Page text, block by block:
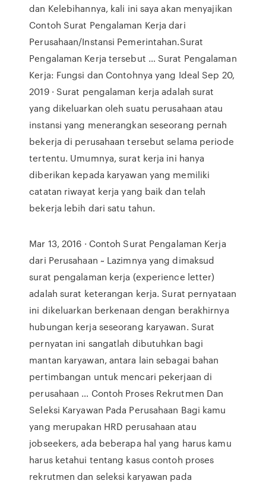
dan Kelebihannya, kali ini saya akan menyajikan
Contoh Surat Pengalaman Kerja dari
Perusahaan/Instansi Pemerintahan.Surat
Pengalaman Kerja tersebut … Surat Pengalaman
Kerja: Fungsi dan Contohnya yang Ideal Sep 20,
2019 · Surat pengalaman kerja adalah surat
yang dikeluarkan oleh suatu perusahaan atau
instansi yang menerangkan seseorang pernah
bekerja di perusahaan tersebut selama periode
tertentu. Umumnya, surat kerja ini hanya
diberikan kepada karyawan yang memiliki
catatan riwayat kerja yang baik dan telah
bekerja lebih dari satu tahun.
Mar 13, 2016 · Contoh Surat Pengalaman Kerja
dari Perusahaan ~ Lazimnya yang dimaksud
surat pengalaman kerja (experience letter)
adalah surat keterangan kerja. Surat pernyataan
ini dikeluarkan berkenaan dengan berakhirnya
hubungan kerja seseorang karyawan. Surat
pernyatan ini sangatlah dibutuhkan bagi
mantan karyawan, antara lain sebagai bahan
pertimbangan untuk mencari pekerjaan di
perusahaan … Contoh Proses Rekrutmen Dan
Seleksi Karyawan Pada Perusahaan Bagi kamu
yang merupakan HRD perusahaan atau
jobseekers, ada beberapa hal yang harus kamu
harus ketahui tentang kasus contoh proses
rekrutmen dan seleksi karyawan pada